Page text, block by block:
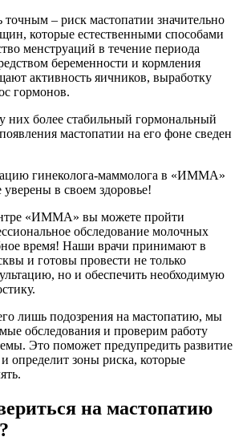
– риск мастопатии значительно
которые естественными способами
менструаций в течение периода
беременности и кормления
активность яичников, выработку
гормонов.
них более стабильный гормональный
мастопатии на его фоне сведен
гинеколога-маммолога в «ИММА»
уверены в своем здоровье!
«ИММА» вы можете пройти
обследование молочных
время! Наши врачи принимают в
и готовы провести не только
но и обеспечить необходимую
лишь подозрения на мастопатию, мы
обследования и проверим работу
Это поможет предупредить развитие
определит зоны риска, которые
на мастопатию